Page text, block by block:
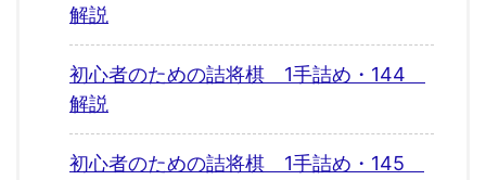
解説
初心者のための詰将棋 1手詰め・144
解説
初心者のための詰将棋 1手詰め・145